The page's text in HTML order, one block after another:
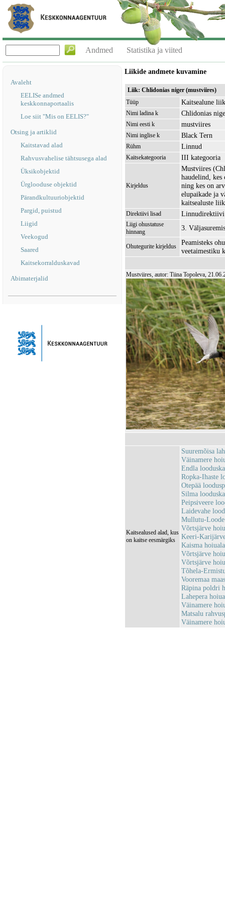
Andmed Statistika ja viited
Avaleht
EELISe andmed
keskkonnaportaalis
Loe siit "Mis on EELIS?"
Otsing ja artiklid
Kaitstavad alad
Rahvusvahelise tähtsusega alad
Üksikobjektid
Ürglooduse objektid
Pärandkultuuriobjektid
Pargid, puistud
Liigid
Veekogud
Saared
Kaitsekorralduskavad
Abimaterjalid
Liikide andmete kuvamine
Liik: Chlidonias niger (mustviires)
Tüüp
Kaitsealune liik
Nimi ladina k Chlidonias
Nimi eesti k mustviires
Nimi inglise k Black Tern
Rühm Linnud
Kaitsekategooria III kategooria
Kirjeldus
Mustviires
haudelind, kes
ning kes on
elupaikade ja
kaitsealuste
Direktiivi lisad
Liigi ohustatuse
hinnang
3.
Ohutegurite kirjeldus
Peamisteks
veetaimestiku
Mustviires, autor: Tiina Topoleva,
Kaitsealused alad, kus
on kaitse eesmärgiks
Suuremõisa
Väinamere
Endla
Ropka-Ihaste
Otepää
Silma
Peipsiveere
Laidevahe
Mullutu-
Võrtsjärve
Keeri-
Kaisma
Võrtsjärve
Võrtsjärve
Tõhela-
Vooremaa
Räpina poldri
Lahepera
Väinamere
Matsalu
Väinamere